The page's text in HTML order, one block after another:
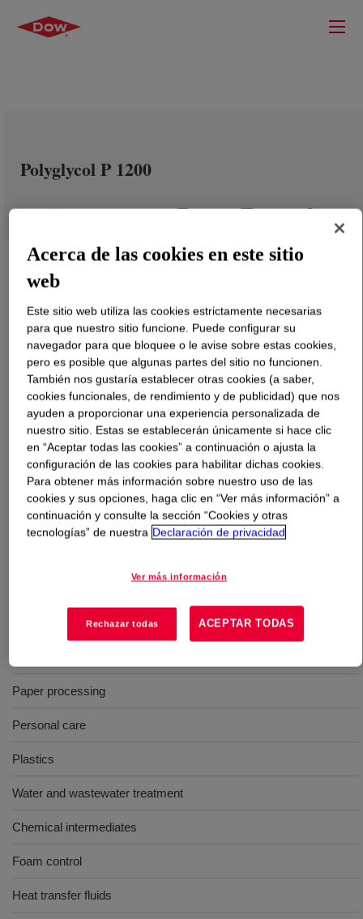
Polyglycol P 1200
Qué esPolyglycol P 1200?
A liquid polyalkylene glycol used as an antifoam agent in
a wide variety of industries, including latex formulations,
paper and pulp processing, emulsion paints, and food
production. Average molecular weight: 1200.
Food and fermentation
Paper processing
Personal care
Plastics
Water and wastewater treatment
Chemical intermediates
Foam control
Heat transfer fluids
Acerca de las cookies en este sitio
web
Este sitio web utiliza las cookies estrictamente necesarias
para que nuestro sitio funcione. Puede configurar su
navegador para que bloquee o le avise sobre estas cookies,
pero es posible que algunas partes del sitio no funcionen.
También nos gustaría establecer otras cookies (a saber,
cookies funcionales, de rendimiento y de publicidad) que nos
ayuden a proporcionar una experiencia personalizada de
nuestro sitio. Estas se establecerán únicamente si hace clic
en “Aceptar todas las cookies” a continuación o ajusta la
configuración de las cookies para habilitar dichas cookies.
Para obtener más información sobre nuestro uso de las
cookies y sus opciones, haga clic en “Ver más información” a
continuación y consulte la sección “Cookies y otras
tecnologías” de nuestra Declaración de privacidad
Ver más información
Rechazar todas ACEPTAR TODAS